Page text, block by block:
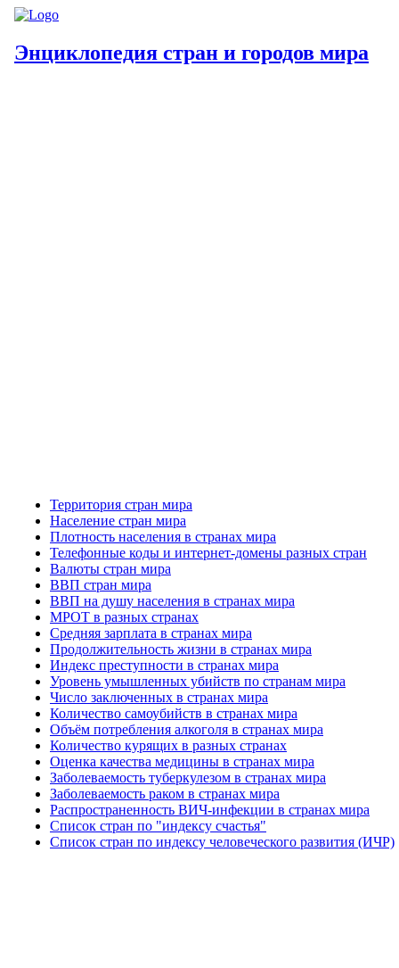
Энциклопедия стран и городов мира
Территория стран мира
Население стран мира
Плотность населения в странах мира
Телефонные коды и интернет-домены разных стран
Валюты стран мира
ВВП стран мира
ВВП на душу населения в странах мира
МРОТ в разных странах
Средняя зарплата в странах мира
Продолжительность жизни в странах мира
Индекс преступности в странах мира
Уровень умышленных убийств по странам мира
Число заключенных в странах мира
Количество самоубийств в странах мира
Объём потребления алкоголя в странах мира
Количество курящих в разных странах
Оценка качества медицины в странах мира
Заболеваемость туберкулезом в странах мира
Заболеваемость раком в странах мира
Распространенность ВИЧ-инфекции в странах мира
Список стран по "индексу счастья"
Список стран по индексу человеческого развития (ИЧР)